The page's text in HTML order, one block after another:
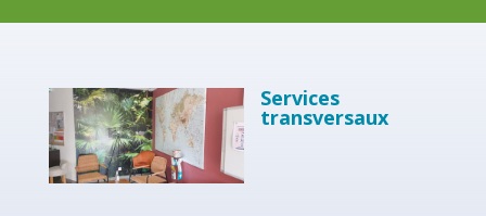
Services
transversaux